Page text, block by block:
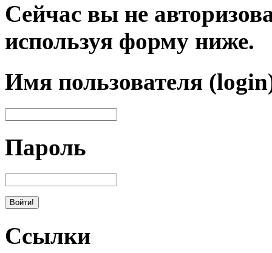
Сейчас вы не
используя форму ниже.
Имя пользователя
Пароль
Ссылки